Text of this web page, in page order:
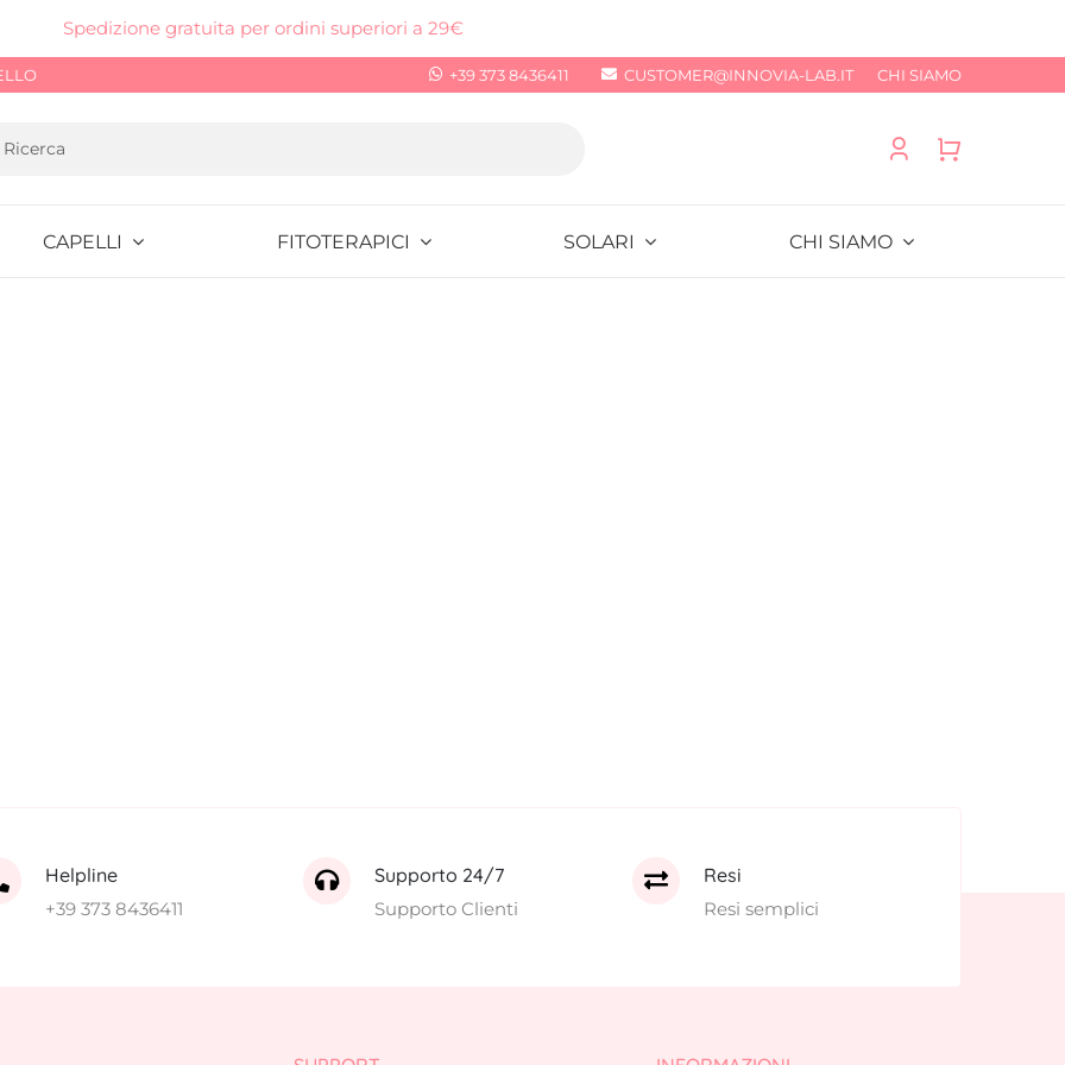
Spedizione gratuita per ordini superiori a 29€
+39 373 8436411 CUSTOMER@INNOVIA-LAB.IT CHI SIAMO
CAPELLI FITOTERAPICI SOLARI CHI SIAMO
Helpline
+39 373 8436411
Supporto 24/7
Supporto Clienti
Resi
Resi semplici